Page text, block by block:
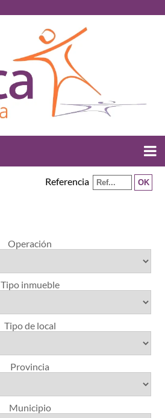
Referencia
Operación
Tipo inmueble
Tipo de local
Provincia
Municipio